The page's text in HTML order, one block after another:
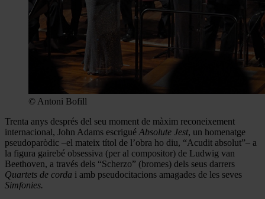
© Antoni Bofill
Trenta anys després del seu moment de màxim reconeixement
internacional, John Adams escrigué Absolute Jest, un homenatge
pseudoparòdic –el mateix títol de l’obra ho diu, “Acudit absolut”– a
la figura gairebé obsessiva (per al compositor) de Ludwig van
Beethoven, a través dels “Scherzo” (bromes) dels seus darrers
Quartets de corda i amb pseudocitacions amagades de les seves
Simfonies.